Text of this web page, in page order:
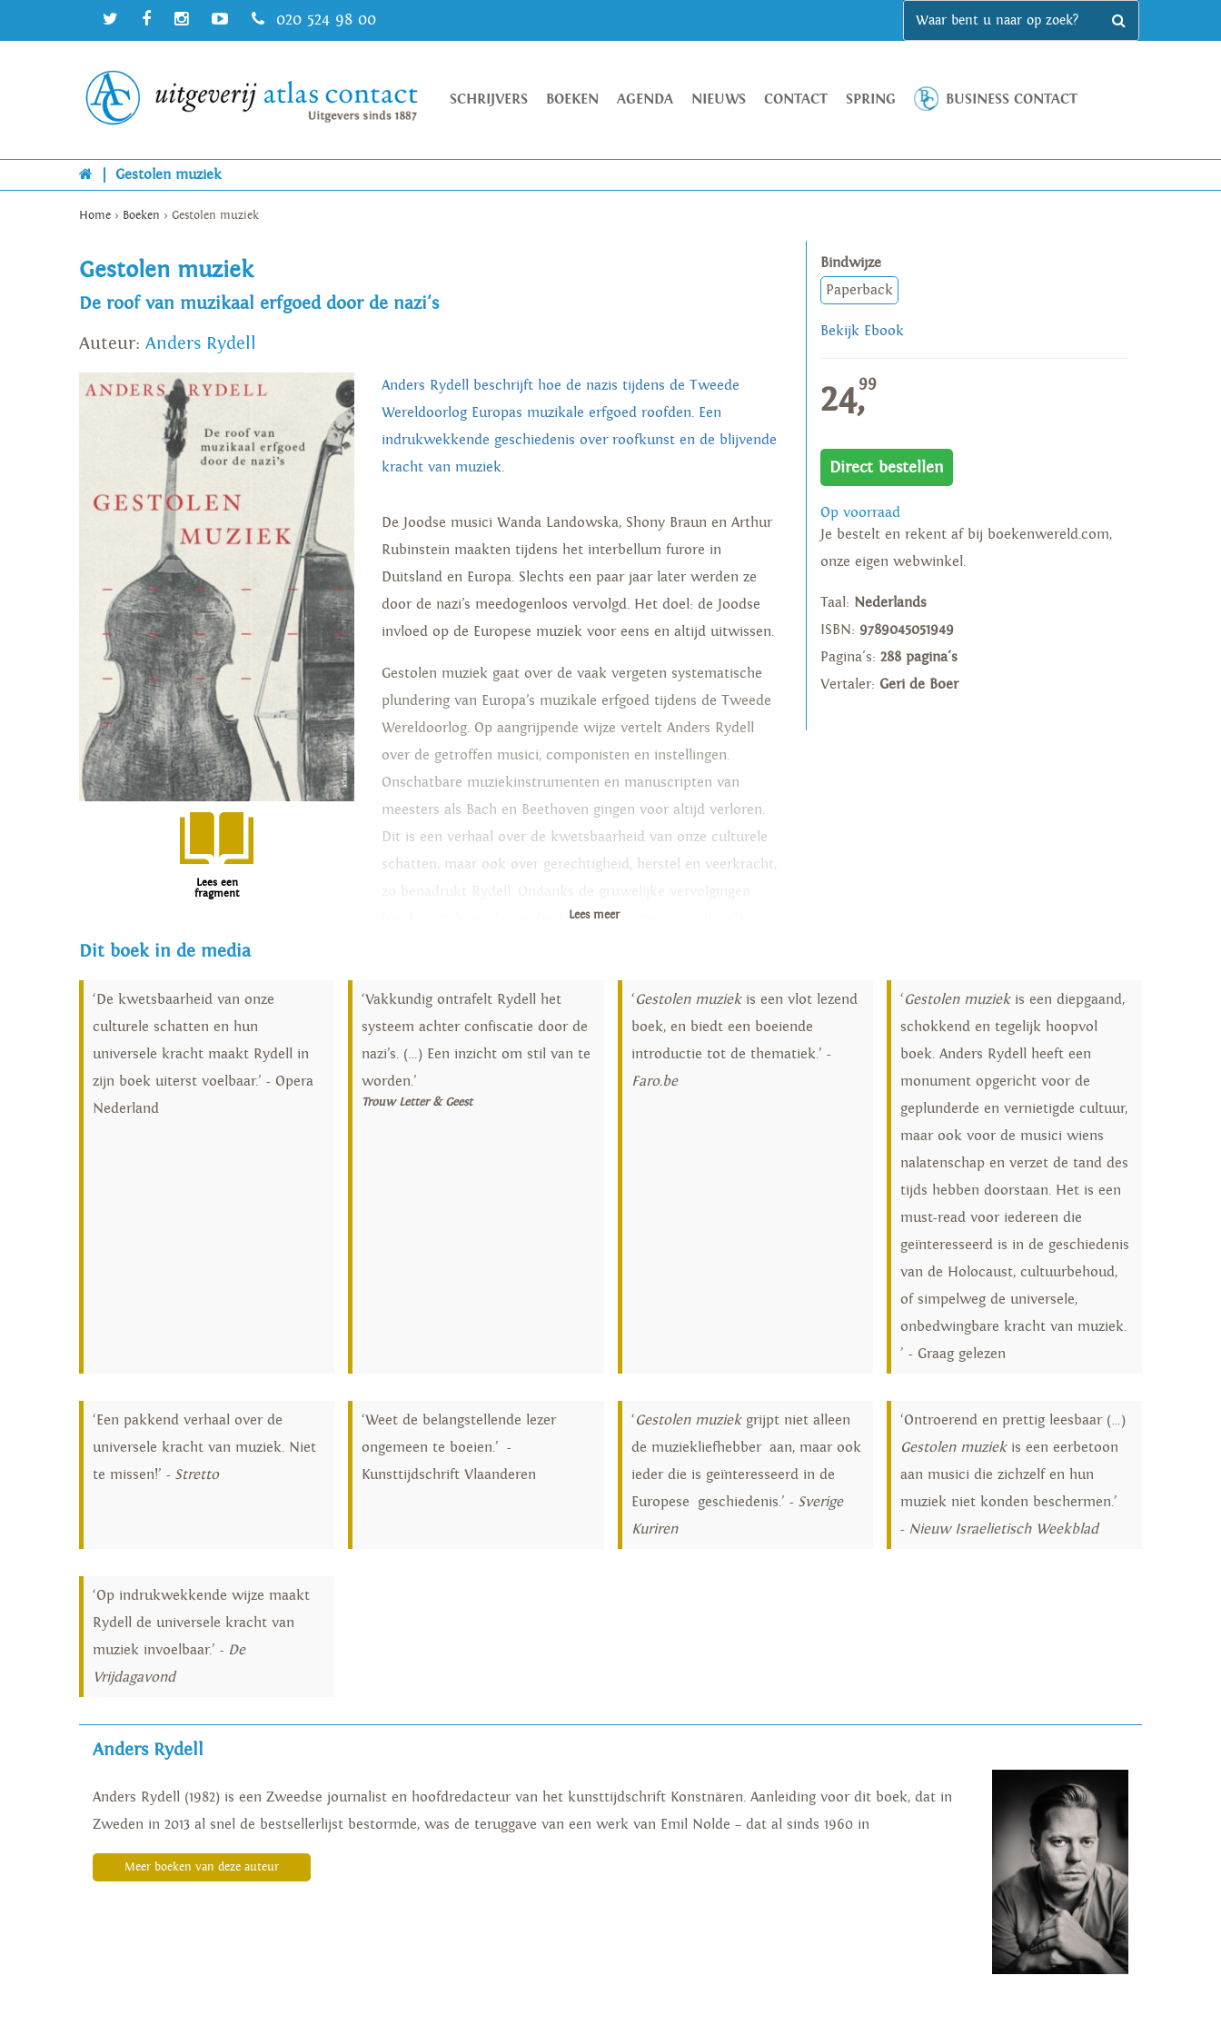
020 524 98 00
SCHRIJVERS BOEKEN AGENDA NIEUWS CONTACT SPRING BUSINESS CONTACT
Gestolen muziek
Home > Boeken > Gestolen muziek
Gestolen muziek
De roof van muzikaal erfgoed door de nazi's
Auteur: Anders Rydell
Lees een
fragment
Anders Rydell beschrijft hoe de nazis tijdens de Tweede
Wereldoorlog Europas muzikale erfgoed roofden. Een
indrukwekkende geschiedenis over roofkunst en de blijvende
kracht van muziek.
De Joodse musici Wanda Landowska, Shony Braun en Arthur
Rubinstein maakten tijdens het interbellum furore in
Duitsland en Europa. Slechts een paar jaar later werden ze
door de nazi’s meedogenloos vervolgd. Het doel: de Joodse
invloed op de Europese muziek voor eens en altijd uitwissen.
Gestolen muziek gaat over de vaak vergeten systematische
plundering van Europa’s muzikale erfgoed tijdens de Tweede
Wereldoorlog. Op aangrijpende wijze vertelt Anders Rydell
over de getroffen musici, componisten en instellingen.
Onschatbare muziekinstrumenten en manuscripten van
meesters als Bach en Beethoven gingen voor altijd verloren.
Dit is een verhaal over de kwetsbaarheid van onze culturele
schatten, maar ook over gerechtigheid, herstel en veerkracht,
bleef muziek een bijzonder krachtige vorm van culturele
Lees meer
Bindwijze
Paperback
Bekijk Ebook
24,99
Direct bestellen
Op voorraad
Je bestelt en rekent af bij boekenwereld.com,
onze eigen webwinkel.
Taal: Nederlands
ISBN: 9789045051949
Pagina's: 288 pagina's
Vertaler: Geri de Boer
Dit boek in de media
‘De kwetsbaarheid van onze
culturele schatten en hun
universele kracht maakt Rydell in
zijn boek uiterst voelbaar.’ - Opera
Nederland
‘Vakkundig ontrafelt Rydell het
systeem achter confiscatie door de
nazi’s. (…) Een inzicht om stil van te
worden.’
Trouw Letter & Geest
‘Gestolen muziekis een vlot lezend
boek, en biedt een boeiende
introductie tot de thematiek.’ -
Faro.be
‘Gestolen muziekis een diepgaand,
schokkend en tegelijk hoopvol
boek. Anders Rydell heeft een
monument opgericht voor de
geplunderde en vernietigde cultuur,
maar ook voor de musici wiens
nalatenschap en verzet de tand des
tijds hebben doorstaan. Het is een
must-read voor iedereen die
geïnteresseerd is in de geschiedenis
van de Holocaust, cultuurbehoud,
of simpelweg de universele,
onbedwingbare kracht van muziek.
’ - Graag gelezen
‘Een pakkend verhaal over de
universele kracht van muziek. Niet
te missen!’ - Stretto
‘Weet de belangstellende lezer
ongemeen te boeien.’ -
Kunsttijdschrift Vlaanderen
‘Gestolen muziekgrijpt niet alleen
de muziekliefhebber aan, maar ook
ieder die is geïnteresseerd in de
Europese geschiedenis.’ - Sverige
Kuriren
‘Ontroerend en prettig leesbaar (…)
Gestolen muziekis een eerbetoon
aan musici die zichzelf en hun
muziek niet konden beschermen.’
- Nieuw Israelietisch Weekblad
‘Op indrukwekkende wijze maakt
Rydell de universele kracht van
muziek invoelbaar.’ - De
Vrijdagavond
Anders Rydell
Anders Rydell (1982) is een Zweedse journalist en hoofdredacteur van het kunsttijdschrift Konstnären. Aanleiding voor dit boek, dat in
Zweden in 2013 al snel de bestsellerlijst bestormde, was de teruggave van een werk van Emil Nolde – dat al sinds 1960 in
Meer boeken van deze auteur